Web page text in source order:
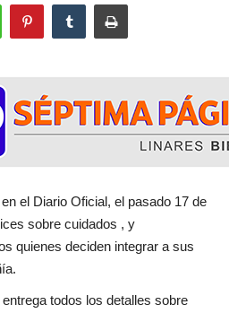
el Diario Oficial, el pasado 17 de
sobre cuidados , y
quienes deciden integrar a sus
todos los detalles sobre